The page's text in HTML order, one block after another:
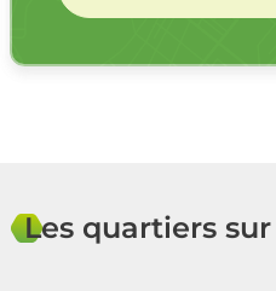
Les quartiers